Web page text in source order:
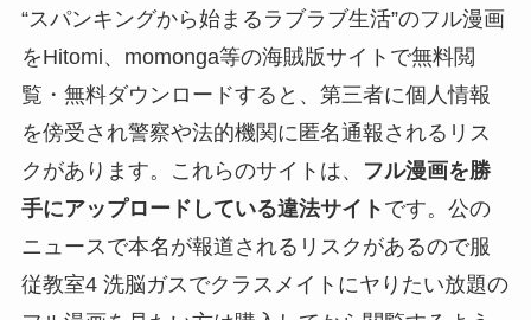
“スパンキングから始まるラブラブ生活”のフル漫画
をHitomi、momonga等の海賊版サイトで無料閲
覧・無料ダウンロードすると、第三者に個人情報
を傍受され警察や法的機関に匿名通報されるリス
クがあります。これらのサイトは、
フル漫画を勝
手にアップロードしている違法サイト です。公の
ニュースで本名が報道されるリスクがあるので服
従教室4 洗脳ガスでクラスメイトにヤりたい放題の